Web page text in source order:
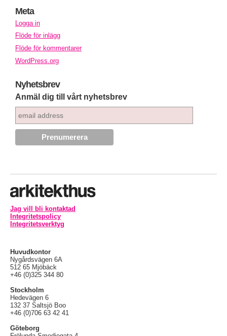
Meta
Logga in
Flöde för inlägg
Flöde för kommentarer
WordPress.org
Nyhetsbrev
Anmäl dig till vårt nyhetsbrev
Jag vill bli kontaktad
Integritetspolicy
Integritetsverktyg
Huvudkontor
Nygårdsvägen 6A
512 65 Mjöbäck
+46 (0)325 344 80
Stockholm
Hedevägen 6
132 37 Saltsjö Boo
+46 (0)706 63 42 41
Göteborg